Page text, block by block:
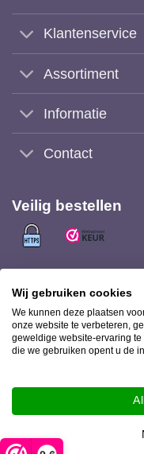
Klantenservice
Assortiment
Informatie
Contact
Veilig bestellen
Veilig (achteraf)
Bezorging met
Wij gebruiken cookies
We kunnen deze plaatsen
onze website te verbeteren,
geweldige website-ervaring
die we gebruiken opent u de